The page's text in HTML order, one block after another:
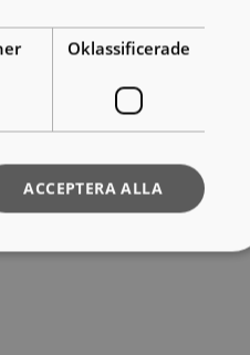
Oklassificerade
ACCEPTERA ALLA